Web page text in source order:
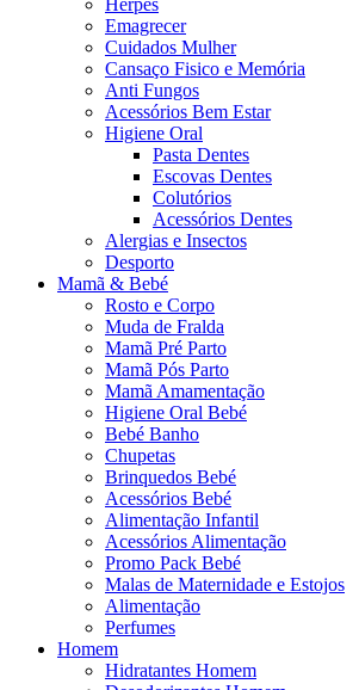
Herpes
Emagrecer
Cuidados Mulher
Cansaço Fisico e Memória
Anti Fungos
Acessórios Bem Estar
Higiene Oral
Pasta Dentes
Escovas Dentes
Colutórios
Acessórios Dentes
Alergias e Insectos
Desporto
Mamã & Bebé
Rosto e Corpo
Muda de Fralda
Mamã Pré Parto
Mamã Pós Parto
Mamã Amamentação
Higiene Oral Bebé
Bebé Banho
Chupetas
Brinquedos Bebé
Acessórios Bebé
Alimentação Infantil
Acessórios Alimentação
Promo Pack Bebé
Malas de Maternidade e Estojos
Alimentação
Perfumes
Homem
Hidratantes Homem